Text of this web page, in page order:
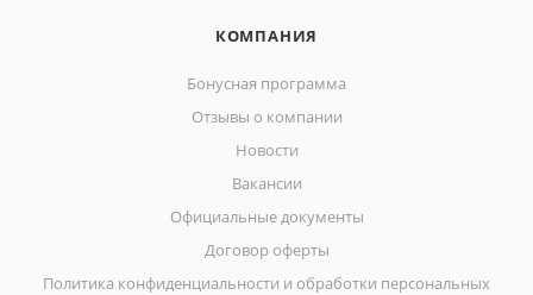
КОМПАНИЯ
Бонусная программа
Отзывы о компании
Новости
Вакансии
Официальные документы
Договор оферты
Политика конфиденциальности и обработки персональных